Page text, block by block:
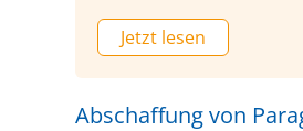
darauf, dass
nach heutiger Regelung
Jetzt lesen
Abschaffung von